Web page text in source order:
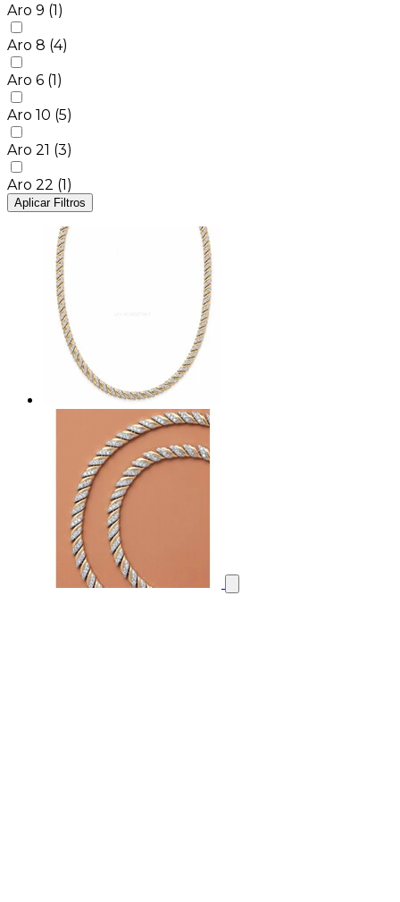
Aro 9 (1)
Aro 8 (4)
Aro 6 (1)
Aro 10 (5)
Aro 21 (3)
Aro 22 (1)
Aplicar Filtros